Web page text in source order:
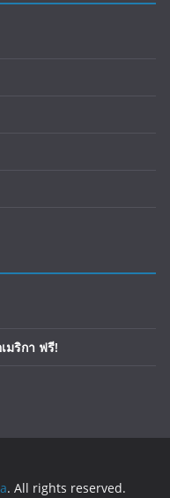
มริกา ฟรี!
. All rights reserved.